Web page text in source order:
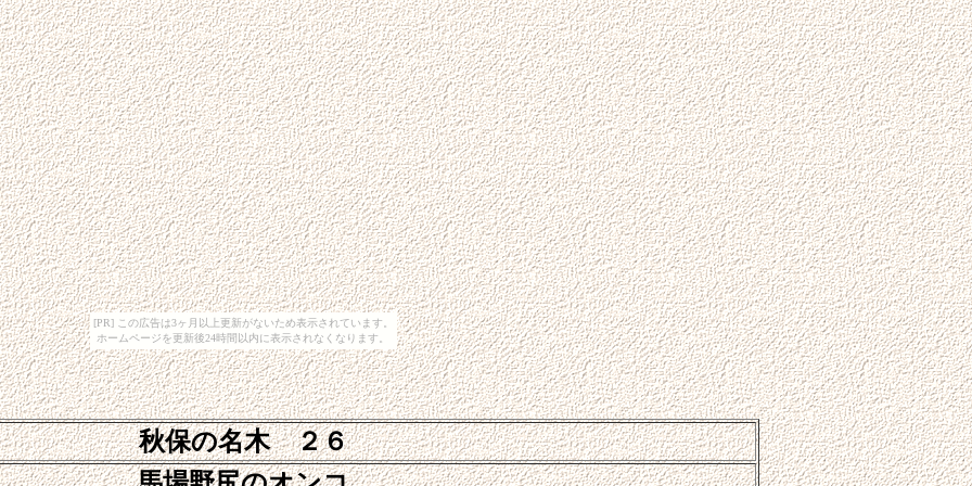
[PR] この広告は3ヶ月以上更新がないため表示されています。
ホームページを更新後24時間以内に表示されなくなります。
秋保の名木 ２６